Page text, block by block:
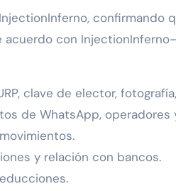
confirmando
acuerdo con
clave de elector,
de WhatsApp, operadores
y relación con bancos.